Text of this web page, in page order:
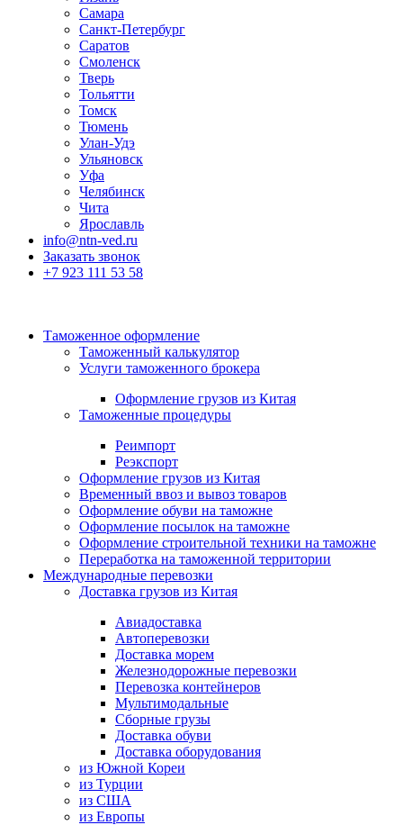
Самара
Санкт-Петербург
Саратов
Смоленск
Тверь
Тольятти
Томск
Тюмень
Улан-Удэ
Ульяновск
Уфа
Челябинск
Чита
Ярославль
info@ntn-ved.ru
Заказать звонок
+7 923 111 53 58
Таможенное оформление
Таможенный калькулятор
Услуги таможенного брокера
Оформление грузов из Китая
Таможенные процедуры
Реимпорт
Реэкспорт
Оформление грузов из Китая
Временный ввоз и вывоз товаров
Оформление обуви на таможне
Оформление посылок на таможне
Оформление строительной техники на таможне
Переработка на таможенной территории
Международные перевозки
Доставка грузов из Китая
Авиадоставка
Автоперевозки
Доставка морем
Железнодорожные перевозки
Перевозка контейнеров
Мультимодальные
Сборные грузы
Доставка обуви
Доставка оборудования
из Южной Кореи
из Турции
из США
из Европы